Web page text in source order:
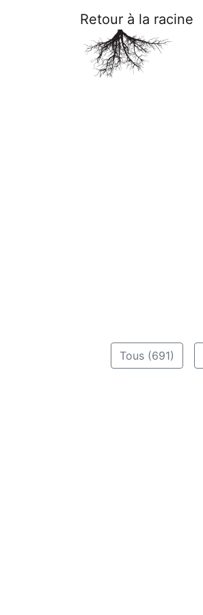
Retour à la racine
Tous (691)